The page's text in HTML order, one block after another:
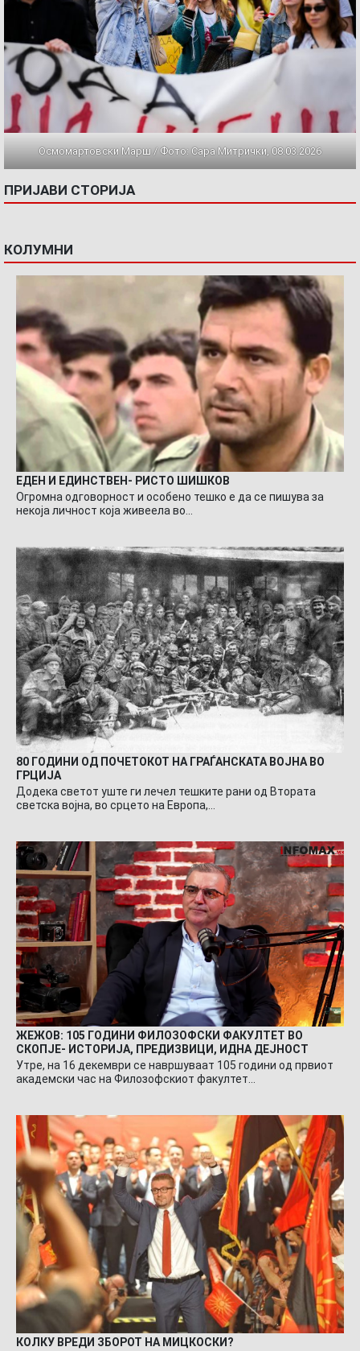
Осмомартовски Марш / Фото: Сара Митрички, 08.03.2026
ПРИЈАВИ СТОРИЈА
КОЛУМНИ
ЕДЕН И ЕДИНСТВЕН- РИСТО ШИШКОВ
Огромна одговорност и особено тешко е да се пишува за
некоја личност која живеела во…
80 ГОДИНИ ОД ПОЧЕТОКОТ НА ГРАЃАНСКАТА ВОЈНА ВО
ГРЦИЈА
Додека светот уште ги лечел тешките рани од Втората
светска војна, во срцето на Европа,…
ЖЕЖОВ: 105 ГОДИНИ ФИЛОЗОФСКИ ФАКУЛТЕТ ВО
СКОПЈЕ- ИСТОРИЈА, ПРЕДИЗВИЦИ, ИДНА ДЕЈНОСТ
Утре, на 16 декември се навршуваат 105 години од првиот
академски час на Филозофскиот факултет…
КОЛКУ ВРЕДИ ЗБОРОТ НА МИЦКОСКИ?